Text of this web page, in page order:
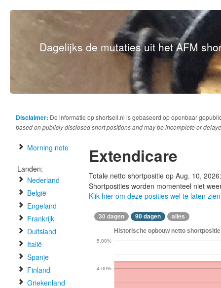
Dagelijks de mutaties uit het AFM
Disclaimer: De informatie op shortsell.nl is gebaseerd op openbaar
based on publicly disclosed short positions and may be incomplete or
Morning note
Landen:
Nederland
België
Engeland
Frankrijk
Duitsland
Italië
Spanje
Finland
Griekenland
Extendicare
Totale netto shortpositie op Aug. 10,
Shortposities worden momenteel niet
Klik hier om deze posities wel te laten zien
30 dagen 90 dagen alles
Historische opbouw netto
4.00%
5.00%